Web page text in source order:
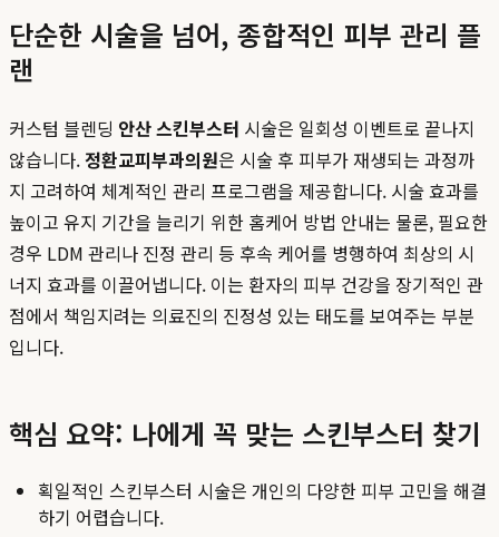
단순한 시술을 넘어, 종합적인 피부 관리 플
랜
커스텀 블렌딩 안산 스킨부스터 시술은 일회성 이벤트로 끝나지
않습니다.정환교피부과의원은 시술 후 피부가 재생되는 과정까
지 고려하여 체계적인 관리 프로그램을 제공합니다. 시술 효과를
높이고 유지 기간을 늘리기 위한 홈케어 방법 안내는 물론, 필요한
경우 LDM 관리나 진정 관리 등 후속 케어를 병행하여 최상의 시
너지 효과를 이끌어냅니다. 이는 환자의 피부 건강을 장기적인 관
점에서 책임지려는 의료진의 진정성 있는 태도를 보여주는 부분
입니다.
핵심 요약: 나에게 꼭 맞는 스킨부스터 찾기
획일적인 스킨부스터 시술은 개인의 다양한 피부 고민을 해결
하기 어렵습니다.